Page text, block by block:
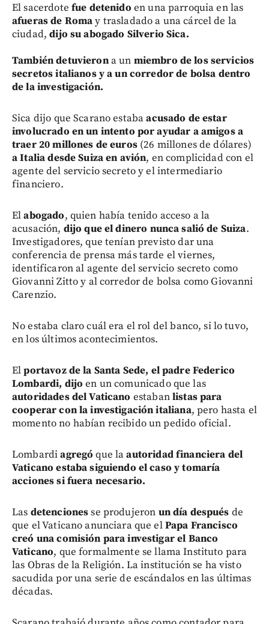
El sacerdote fue detenido en una parroquia en las
afueras de Romay trasladado a una cárcel de la
ciudad,dijo su abogado Silverio Sica.
También detuvierona un miembro de los servicios
secretos italianos y a un corredor de bolsa dentro
de la investigación.
Sica dijo que Scarano estabaacusado de estar
involucrado en un intento por ayudar a amigos a
traer 20 millones de euros(26 millones de dólares)
a Italia desde Suiza en avión, en complicidad con el
agente del servicio secreto y el intermediario
financiero.
Elabogado, quien había tenido acceso a la
acusación, dijo que el dinero nunca salió de Suiza.
Investigadores, que tenían previsto dar una
conferencia de prensa más tarde el viernes,
identificaron al agente del servicio secreto como
Giovanni Zitto y al corredor de bolsa como Giovanni
Carenzio.
No estaba claro cuál era el rol del banco, si lo tuvo,
en los últimos acontecimientos.
Elportavoz de la Santa Sede, el padre Federico
Lombardi, dijo en un comunicado que las
autoridades del Vaticano estabanlistas para
cooperar con la investigación italiana, pero hasta el
momento no habían recibido un pedido oficial.
Lombardiagregóque laautoridad financiera del
Vaticano estaba siguiendo el caso y tomaría
acciones si fuera necesario.
Las detencionesse produjeron un día después de
que el Vaticano anunciara que elPapa Francisco
creó una comisión para investigar el Banco
Vaticano, que formalmente se llama Instituto para
las Obras de la Religión. La institución se ha visto
sacudida por una serie de escándalos en las últimas
décadas.